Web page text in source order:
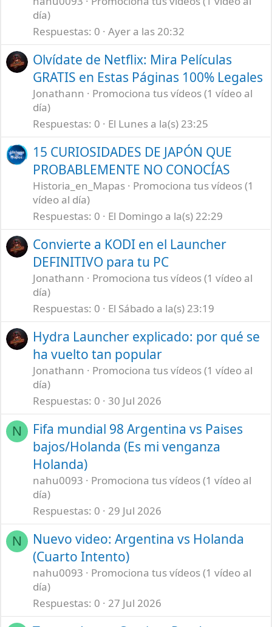
día)
Respuestas 0 Ayer a las 20:32
Olvídate de Netflix: Mira Películas
GRATIS en Estas Páginas 100% Legales
Jonathann
Promociona tus vídeos (1 vídeo al
día)
Respuestas 0 El Lunes a la(s) 23:25
15 CURIOSIDADES DE JAPÓN QUE
PROBABLEMENTE NO CONOCÍAS
Historia_en_Mapas
Promociona tus vídeos (1
vídeo al día)
Respuestas 0 El Domingo a la(s) 22:29
Convierte a KODI en el Launcher
DEFINITIVO para tu PC
Jonathann
Promociona tus vídeos (1 vídeo al
día)
Respuestas 0 El Sábado a la(s) 23:19
Hydra Launcher explicado: por qué se
ha vuelto tan popular
Jonathann
Promociona tus vídeos (1 vídeo al
día)
Respuestas 0 30 Jul 2026
N
Fifa mundial 98 Argentina vs Paises
bajos/Holanda (Es mi venganza
Holanda)
nahu0093
Promociona tus vídeos (1 vídeo al
día)
Respuestas 0 29 Jul 2026
N
Nuevo video: Argentina vs Holanda
(Cuarto Intento)
nahu0093
Promociona tus vídeos (1 vídeo al
día)
Respuestas 0 27 Jul 2026